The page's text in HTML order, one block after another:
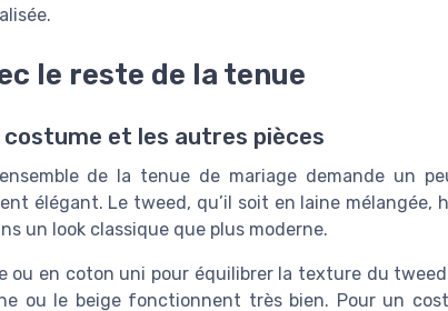
le reste de la tenue
et les autres pièces
de la tenue de mariage demande un
élégant. Le tweed, qu’il soit en laine mélangée,
un look classique que plus moderne.
ou en coton uni pour équilibrer la texture du
ou le beige fonctionnent très bien. Pour un